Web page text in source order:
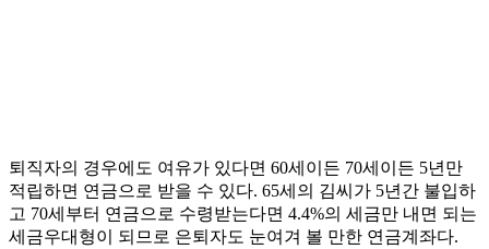
퇴직자의 경우에도 여유가 있다면 60세이든 70세이든 5년만
적립하면 연금으로 받을 수 있다. 65세의 김씨가 5년간 불입하
고 70세부터 연금으로 수령받는다면 4.4%의 세금만 내면 되는
세금우대형이 되므로 은퇴자도 눈여겨 볼 만한 연금계좌다.